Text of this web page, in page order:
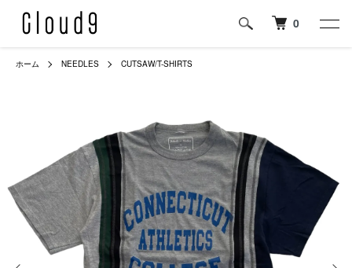
0
ホーム NEEDLES CUTSAW/T-SHIRTS